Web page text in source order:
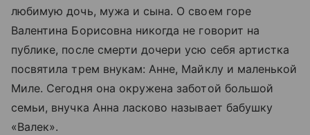
любимую дочь, мужа и сына. О своем горе
Валентина Борисовна никогда не говорит на
публике, после смерти дочери усю себя артистка
посвятила трем внукам: Анне, Майклу и маленькой
Миле. Сегодня она окружена заботой большой
семьи, внучка Анна ласково называет бабушку
«Валек».